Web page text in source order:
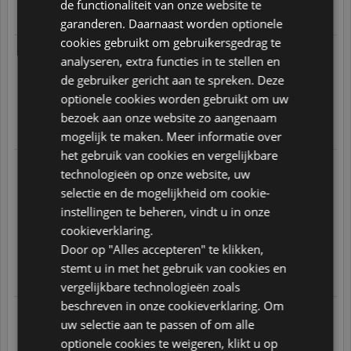
22.02.2026 om 21:55 uur
Naar aanleiding van een op
17.02.2026 geplaatste bestelling
Snelle verzending! Leuke verpakking! Lekker eten :)
5/5
17.01.2026 om 19:01 uur
Naar aanleiding van een op
geplaatste bestelling
Verzending was goed en snel. Maar sommige producten zoals
schijfjes banaan zijn bedekt met suiker en daardoor niet zo
gezond en natuurlijk als omschreven. Heb tweemaal
klantenservice gemaild maar nooit reactie ontvangen.
3/5
Translate
16.01.2026 om 06:33 uur
Naar aanleiding van een op
10.01.2026geplaatste bestelling
Tevreden. Goede producten tegen een goede prijs. Ik ga vaker
GERMAN
ITALIAN
POLISH
PORTUGUESE
GB
AZ
ARABIC
JAPANESE
SLOVAK
de functionaliteit van onze website te
garanderen. Daarnaast worden optionele
cookies gebruikt om gebruikersgedrag te
analyseren, extra functies in te stellen en
de gebruiker gericht aan te spreken. Deze
optionele cookies worden gebruikt om uw
bezoek aan onze website zo aangenaam
mogelijk te maken. Meer informatie over
het gebruik van cookies en vergelijkbare
technologieën op onze website, uw
selectie en de mogelijkheid om cookie-
instellingen te beheren, vindt u in onze
cookieverklaring.
Door op "Alles accepteren" te klikken,
stemt u in met het gebruik van cookies en
vergelijkbare technologieën zoals
beschreven in onze cookieverklaring. Om
uw selectie aan te passen of om alle
optionele cookies te weigeren, klikt u op